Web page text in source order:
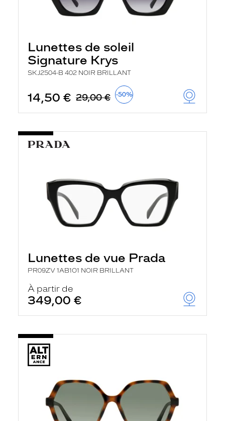
Lunettes de soleil
Signature Krys
SKJ2504-B 402 NOIR BRILLANT
14,50 € 29,00 € -50%
Lunettes de vue Prada
PR09ZV 1AB1O1 NOIR BRILLANT
À partir de
349,00 €